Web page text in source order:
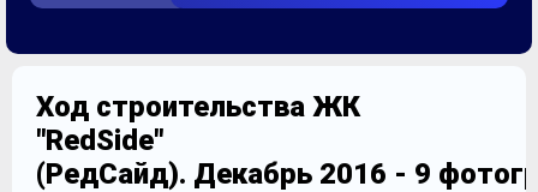
Ход строительства ЖК
"RedSide"
(РедСайд). Декабрь 2016 - 9